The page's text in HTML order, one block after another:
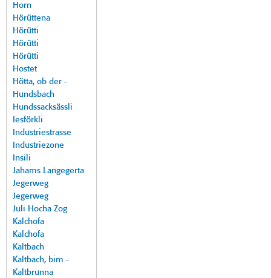
Horn
Hörüttena
Hörütti
Hörütti
Hörütti
Hostet
Hötta, ob der -
Hundsbach
Hundssacksässli
Iesförkli
Industriestrasse
Industriezone
Insili
Jahams Langegerta
Jegerweg
Jegerweg
Juli Hocha Zog
Kalchofa
Kalchofa
Kaltbach
Kaltbach, bim -
Kaltbrunna